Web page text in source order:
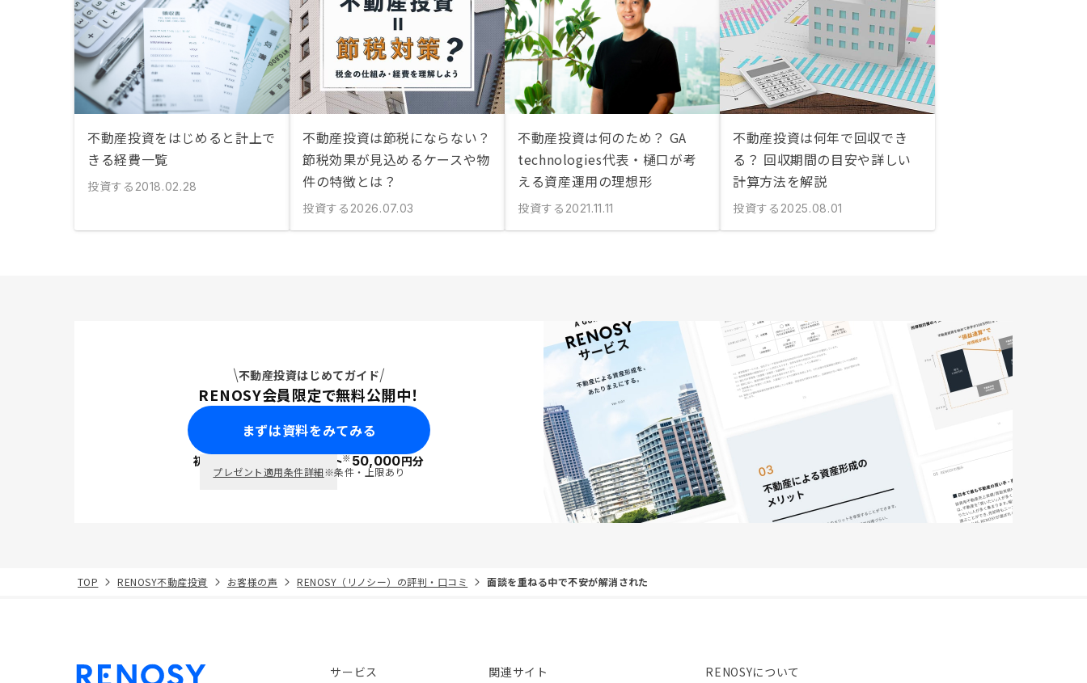
不動産投資をはじめると計上で
きる経費一覧
投資する 2018.02.28
不動産投資は節税にならない？
節税効果が見込めるケースや物
件の特徴とは？
投資する 2026.07.03
不動産投資は何のため？ GA
technologies代表・樋口が考
える資産運用の理想形
投資する 2021.11.11
不動産投資は何年で回収でき
る？ 回収期間の目安や詳しい
計算方法を解説
投資する 2025.08.01
不動産投資はじめてガイド
RENOSY会員限定で無料公開中！
まずは資料をみてみる
初回面談で ポイント※50,000円分
プレゼント適用条件詳細※条件・上限あり
TOP RENOSY不動産投資 お客様の声 RENOSY（リノシー）の評判・口コミ 面談を重ねる中で不安が解消された
サービス
関連サイト
RENOSYについて